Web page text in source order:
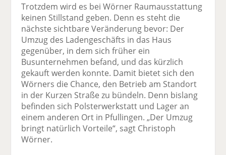
Trotzdem wird es bei Wörner Raumausstattung
keinen Stillstand geben. Denn es steht die
nächste sichtbare Veränderung bevor: Der
Umzug des Ladengeschäfts in das Haus
gegenüber, in dem sich früher ein
Busunternehmen befand, und das kürzlich
gekauft werden konnte. Damit bietet sich den
Wörners die Chance, den Betrieb am Standort
in der Kurzen Straße zu bündeln. Denn bislang
befinden sich Polsterwerkstatt und Lager an
einem anderen Ort in Pfullingen. „Der Umzug
bringt natürlich Vorteile“, sagt Christoph
Wörner.